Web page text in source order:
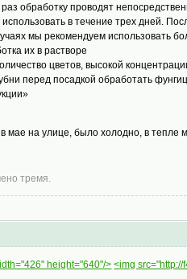
обработку проводят
в течение трех дней.
мы рекомендуем использовать
их в растворе
цветов, высокой
перед посадкой обработать
мае на улице, было холодно, в
тремя.
height="640"/> <img